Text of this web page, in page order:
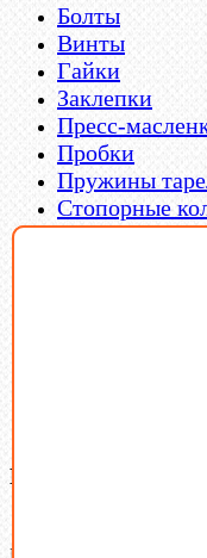
Болты
Винты
Гайки
Заклепки
Пресс-
Пробки
Пружины
Стопорные
Такелаж
Латунный и
Ваша корзина